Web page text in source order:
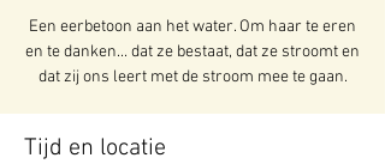
Een eerbetoon aan het water. Om haar te eren
en te danken... dat ze bestaat, dat ze stroomt en
dat zij ons leert met de stroom mee te gaan.
Tijd en locatie